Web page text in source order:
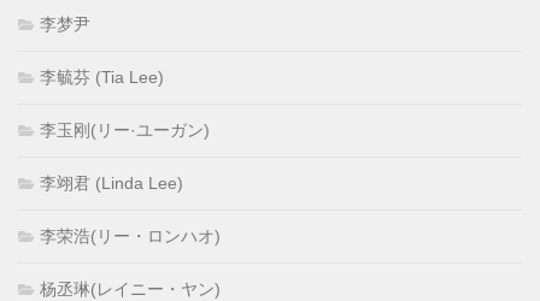
李梦尹
李毓芬 (Tia Lee)
李玉刚(リー·ユーガン)
李翊君 (Linda Lee)
李荣浩(リー・ロンハオ)
杨丞琳(レイニー・ヤン)